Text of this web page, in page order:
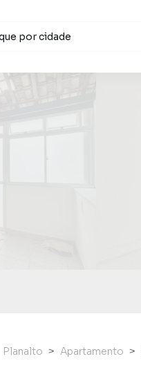
Planalto Apartamento